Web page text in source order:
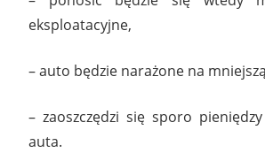
eksploatacyjne,
– auto będzie narażone na
– zaoszczędzi się sporo
auta.